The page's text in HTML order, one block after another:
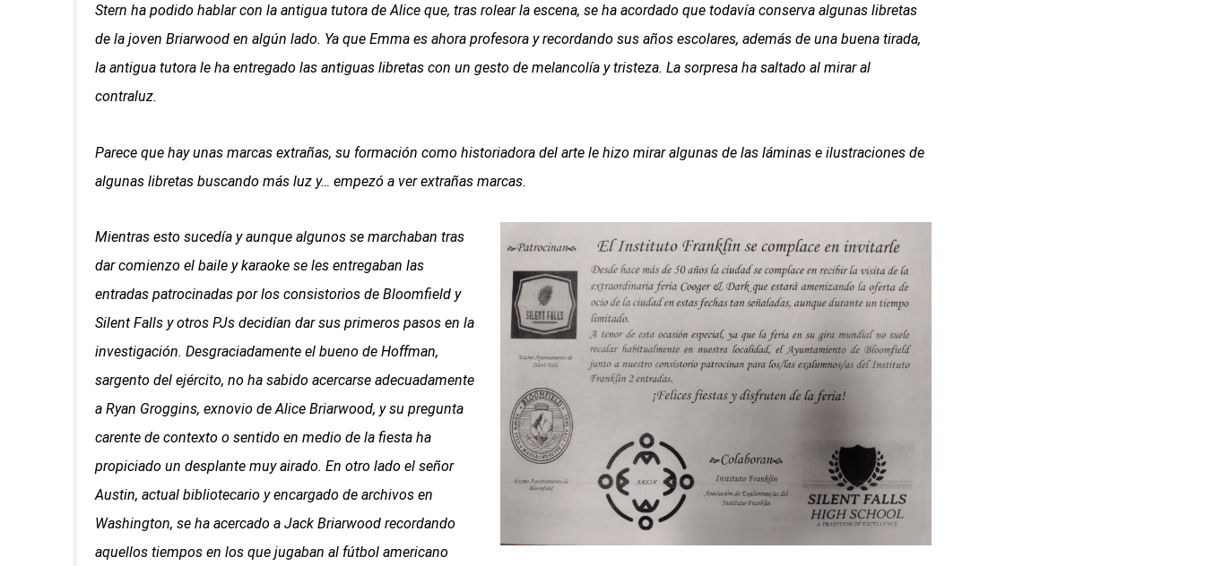
Stern ha podido hablar con la antigua tutora de Alice que, tras rolear la escena, se ha acordado que todavía conserva algunas libretas
de la joven Briarwood en algún lado. Ya que Emma es ahora profesora y recordando sus años escolares, además de una buena tirada,
la antigua tutora le ha entregado las antiguas libretas con un gesto de melancolía y tristeza. La sorpresa ha saltado al mirar al
contraluz.
Parece que hay unas marcas extrañas, su formación como historiadora del arte le hizo mirar algunas de las láminas e ilustraciones de
algunas libretas buscando más luz y… empezó a ver extrañas marcas.
Mientras esto sucedía y aunque algunos se marchaban tras
dar comienzo el baile y karaoke se les entregaban las
entradas patrocinadas por los consistorios de Bloomfield y
Silent Falls y otros PJs decidían dar sus primeros pasos en la
investigación. Desgraciadamente el bueno de Hoffman,
sargento del ejército, no ha sabido acercarse adecuadamente
a Ryan Groggins, exnovio de Alice Briarwood, y su pregunta
carente de contexto o sentido en medio de la fiesta ha
propiciado un desplante muy airado. En otro lado el señor
Austin, actual bibliotecario y encargado de archivos en
Washington, se ha acercado a Jack Briarwood recordando
aquellos tiempos en los que jugaban al fútbol americano